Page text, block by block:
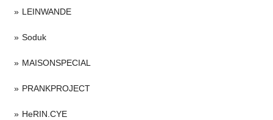
LEINWANDE
Soduk
MAISONSPECIAL
PRANKPROJECT
HeRIN.CYE